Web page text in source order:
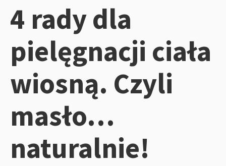
4 rady dla
pielęgnacji ciała
wiosną. Czyli
masło…
naturalnie!